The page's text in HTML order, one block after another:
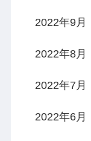
2022年9月
2022年8月
2022年7月
2022年6月